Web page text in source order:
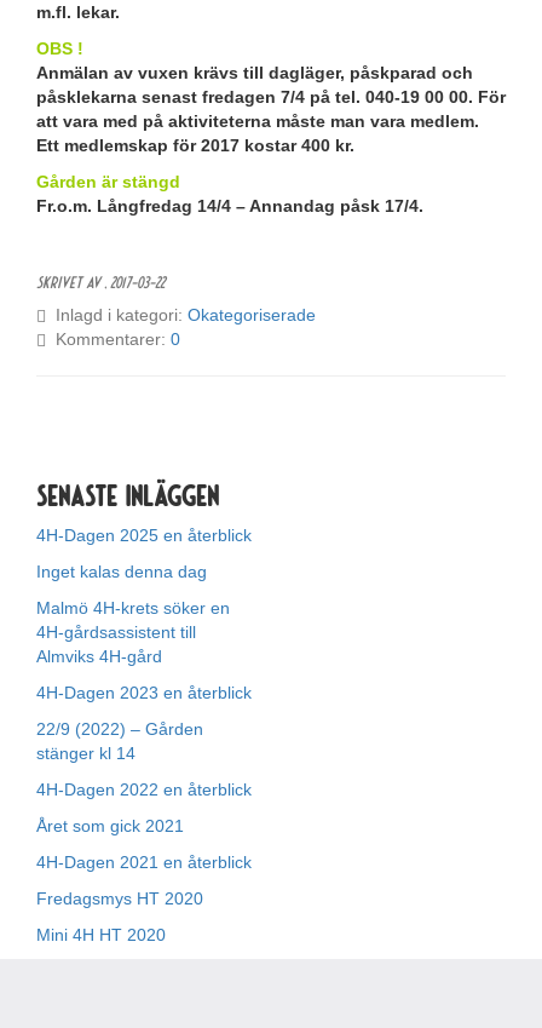
m.fl. lekar.
OBS !
Anmälan av vuxen krävs till dagläger, påskparad och
påsklekarna senast fredagen 7/4 på tel. 040-19 00 00. För
att vara med på aktiviteterna måste man vara medlem.
Ett medlemskap för 2017 kostar 400 kr.
Gården är stängd
Fr.o.m. Långfredag 14/4 – Annandag påsk 17/4.
Skrivet av ,2017-03-22
Inlagd i kategori: Okategoriserade
Kommentarer: 0
Senaste inläggen
4H-Dagen 2025 en återblick
Inget kalas denna dag
Malmö 4H-krets söker en
4H-gårdsassistent till
Almviks 4H-gård
4H-Dagen 2023 en återblick
22/9 (2022) – Gården
stänger kl 14
4H-Dagen 2022 en återblick
Året som gick 2021
4H-Dagen 2021 en återblick
Fredagsmys HT 2020
Mini 4H HT 2020